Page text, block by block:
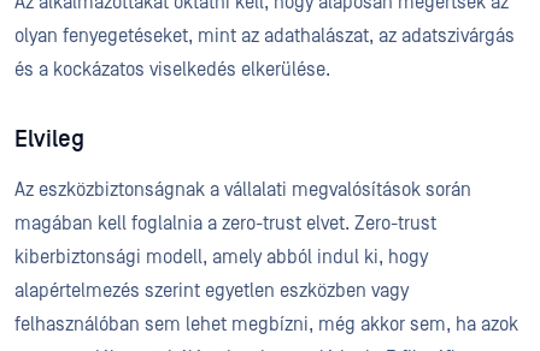
olyan fenyegetéseket, mint az adathalászat, az adatszivárgás
és a kockázatos viselkedés elkerülése.
Elvileg
Az eszközbiztonságnak a vállalati megvalósítások során
magában kell foglalnia a zero-trust elvet. Zero-trust
kiberbiztonsági modell, amely abból indul ki, hogy
alapértelmezés szerint egyetlen eszközben vagy
felhasználóban sem lehet megbízni, még akkor sem, ha azok